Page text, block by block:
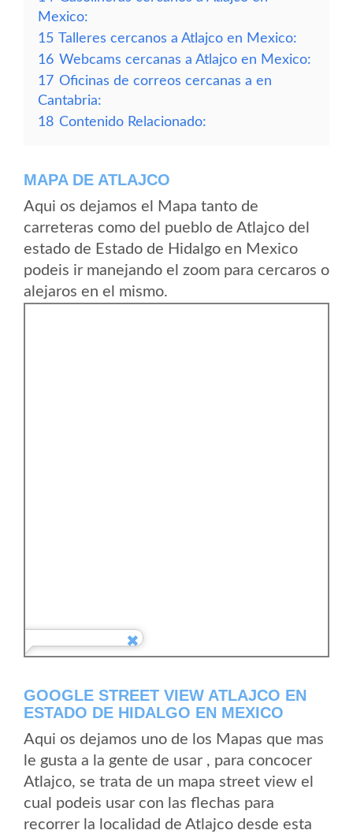
Mexico:
15 Talleres cercanos a Atlajco en Mexico:
16 Webcams cercanas a Atlajco en Mexico:
17 Oficinas de correos cercanas a en
Cantabria:
18 Contenido Relacionado:
MAPA DE ATLAJCO
Aqui os dejamos el Mapa tanto de
carreteras como del pueblo de Atlajco del
estado de Estado de Hidalgo en Mexico
podeis ir manejando el zoom para cercaros o
alejaros en el mismo.
GOOGLE STREET VIEW ATLAJCO EN
ESTADO DE HIDALGO EN MEXICO
Aqui os dejamos uno de los Mapas que mas
le gusta a la gente de usar , para concocer
Atlajco, se trata de un mapa street view el
cual podeis usar con las flechas para
recorrer la localidad de Atlajco desde esta